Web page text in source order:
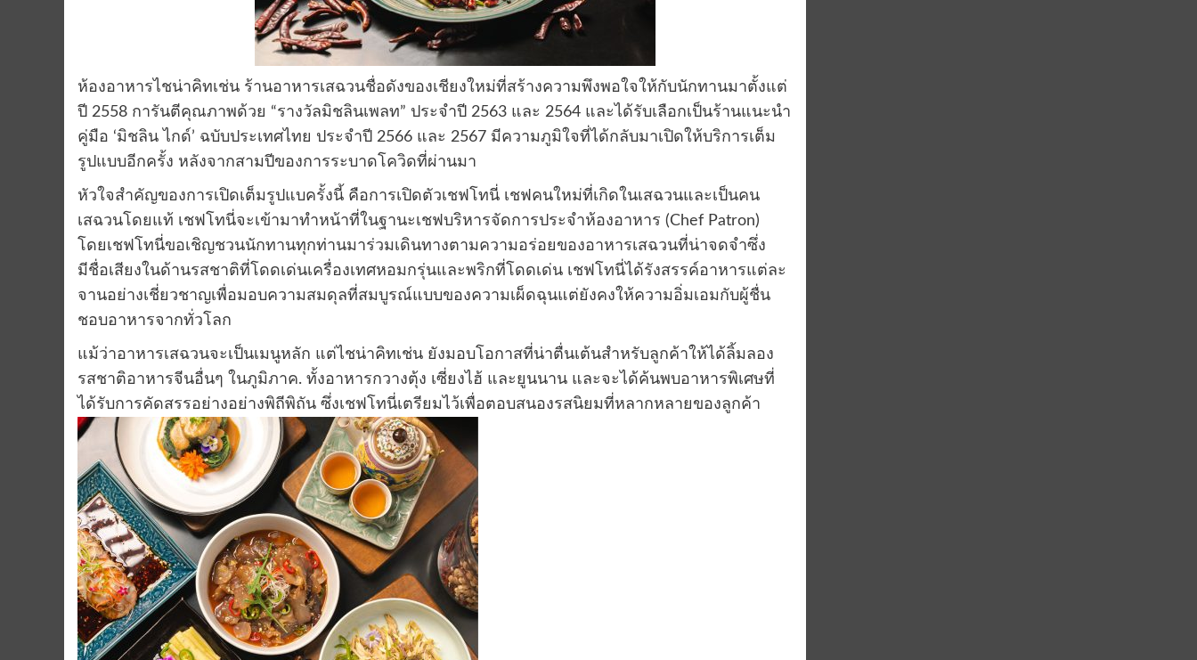
ห้องอาหารไชน่าคิทเช่น ร้านอาหารเสฉวนชื่อดังของเชียงใหม่ที่สร้างความพึงพอใจให้กับนักทานมาตั้งแต่
ปี 2558 การันตีคุณภาพด้วย “รางวัลมิชลินเพลท” ประจําปี 2563 และ 2564 และได้รับเลือกเป็นร้านแนะนำ
คู่มือ ‘มิชลิน ไกด์’ ฉบับประเทศไทย ประจําปี 2566 และ 2567 มีความภูมิใจที่ได้กลับมาเปิดให้บริการเต็ม
รูปแบบอีกครั้ง หลังจากสามปีของการระบาดโควิดที่ผ่านมา
หัวใจสําคัญของการเปิดเต็มรูปแบครั้งนี้ คือการเปิดตัวเชฟโทนี่ เชฟคนใหม่ที่เกิดในเสฉวนและเป็นคน
เสฉวนโดยแท้ เชฟโทนี่จะเข้ามาทำหน้าที่ในฐานะเชฟบริหารจัดการประจำห้องอาหาร (Chef Patron)
โดยเชฟโทนี่ขอเชิญชวนนักทานทุกท่านมาร่วมเดินทางตามความอร่อยของอาหารเสฉวนที่น่าจดจําซึ่ง
มีชื่อเสียงในด้านรสชาติที่โดดเด่นเครื่องเทศหอมกรุ่นและพริกที่โดดเด่น เชฟโทนี่ได้รังสรรค์อาหารแต่ละ
จานอย่างเชี่ยวชาญเพื่อมอบความสมดุลที่สมบูรณ์แบบของความเผ็ดฉุนแต่ยังคงให้ความอิ่มเอมกับผู้ชื่น
ชอบอาหารจากทั่วโลก
แม้ว่าอาหารเสฉวนจะเป็นเมนูหลัก แต่ไชน่าคิทเช่น ยังมอบโอกาสที่น่าตื่นเต้นสําหรับลูกค้าให้ได้ลิ้มลอง
รสชาติอาหารจีนอื่นๆ ในภูมิภาค. ทั้งอาหารกวางตุ้ง เซี่ยงไฮ้ และยูนนาน และจะได้ค้นพบอาหารพิเศษที่
ได้รับการคัดสรรอย่างอย่างพิถีพิถัน ซึ่งเชฟโทนี่เตรียมไว้เพื่อตอบสนองรสนิยมที่หลากหลายของลูกค้า